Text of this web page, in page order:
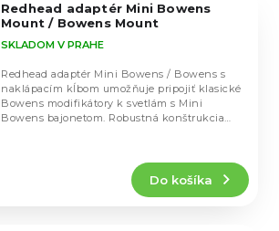
Redhead adaptér Mini Bowens
Mount / Bowens Mount
SKLADOM V PRAHE
Do košíka
Redhead adaptér Mini Bowens / Bowens s
naklápacím kĺbom umožňuje pripojiť klasické
Bowens modifikátory k svetlám s Mini
Bowens bajonetom. Robustná konštrukcia